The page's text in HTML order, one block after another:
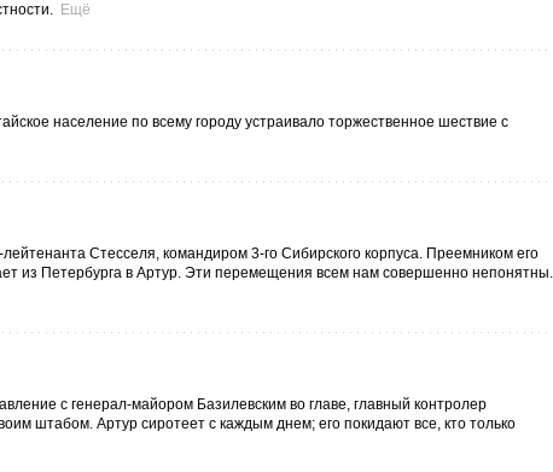
Ещё
население по всему городу устраивало торжественное шествие с
Стесселя, командиром 3-го Сибирского корпуса. Преемником его
из Петербурга в Артур. Эти перемещения всем нам совершенно непонятны.
с генерал-майором Базилевским во главе, главный контролер
штабом. Артур сиротеет с каждым днем; его покидают все, кто только